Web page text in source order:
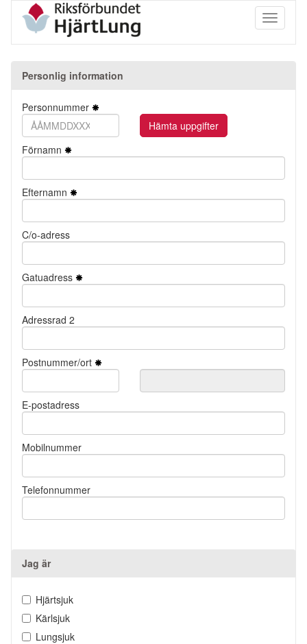
Toggle
Personlig information
Personnummer
Förnamn
Efternamn
C/o-adress
Gatuadress
Adressrad 2
Postnummer/ort
E-postadress
Mobilnummer
Telefonnummer
Jag är
Hjärtsjuk
Kärlsjuk
Lungsjuk